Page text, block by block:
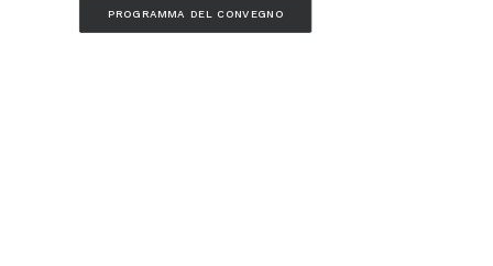
PROGRAMMA DEL CONVEGNO